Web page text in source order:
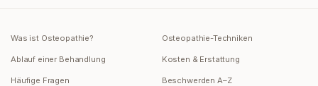
Was ist Osteopathie? Osteopathie-Techniken
Ablauf einer Behandlung Kosten & Erstattung
Häufige Fragen Beschwerden A–Z